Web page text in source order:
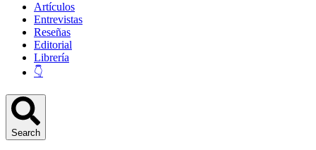
Artículos
Entrevistas
Reseñas
Editorial
Librería
👇
Search